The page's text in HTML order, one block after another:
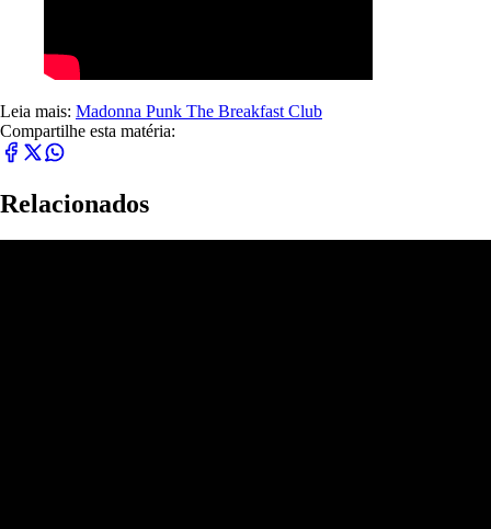
Leia mais: Madonna Punk The Breakfast Club
Compartilhe esta matéria:
Relacionados